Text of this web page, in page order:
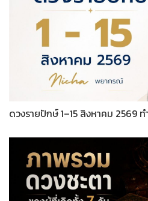
ดวงรายปักษ์ 1–15 สิงหาคม 2569